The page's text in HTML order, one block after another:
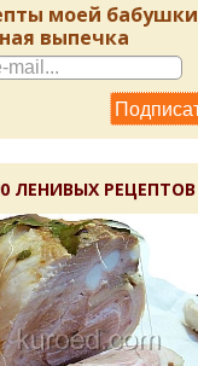
моей бабушки
выпечка
ЛЕНИВЫХ РЕЦЕПТОВ